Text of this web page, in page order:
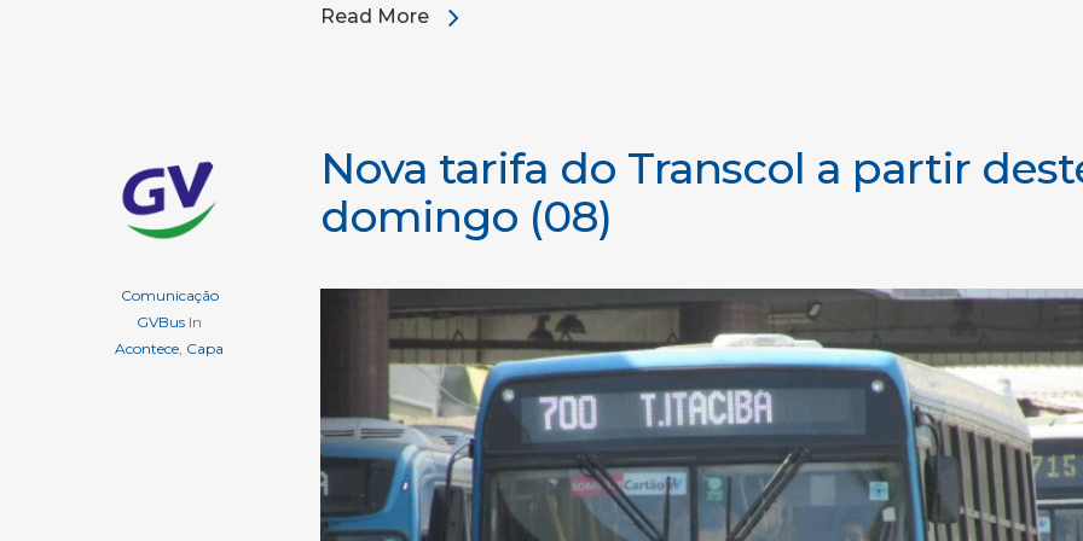
Read More
Comunicação
GVBus In
Acontece Capa
Nova tarifa do Transcol a partir
domingo (08)